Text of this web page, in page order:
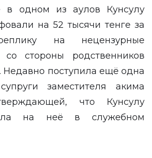
в одном из аулов Кунсулу
на 52 тысячи тенге за
на нецензурные
со стороны родственников
Недавно поступила ещё одна
заместителя акима
что Кунсулу
на неё в служебном